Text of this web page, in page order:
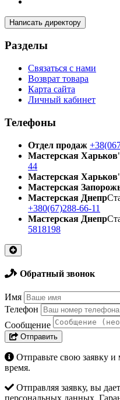
Написать директору
Разделы
Связаться с нами
Возврат товара
Карта сайта
Личный кабинет
Телефоны
Отдел продаж
Мастерская Харьков
44
Мастерская Харьков
Мастерская
Мастерская Днепр
+380(67)288-66-11
Мастерская Днепр
5818198
Обратный звонок
Имя
Телефон
Сообщение
Отправить
Отправьте свою заявку
время.
Отправляя заявку, вы
персональных данных.